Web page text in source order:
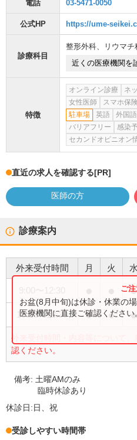
電話 03-5471-0050
公式HP https://ume-
診療科目
整形外科、 リウマチ
近くの医療機関を
特徴
オンライン診療 ネ
女性医師
スマホ保
駐車場
英語 外国語
バリアフリー
感染
セカンドオピニオン
直近の求人を確認する[PR]
医師の方
診療案内
外来受付時間 月 火 水
●
15:00〜18:30 ● ● ●
外来受付時間・内容等について、
認ください。
お盆(8月中旬)は休診・休業の
医療機関に直接ご確認ください
備考: 土曜AMのみ
臨時休診あり
休診日:日、祝
受診しやすい時間帯